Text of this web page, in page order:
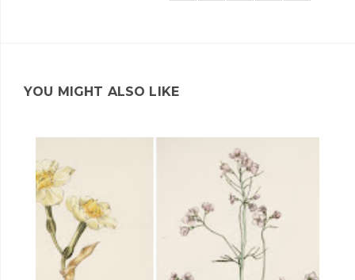
YOU MIGHT ALSO LIKE